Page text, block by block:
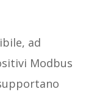
ad
Modbus